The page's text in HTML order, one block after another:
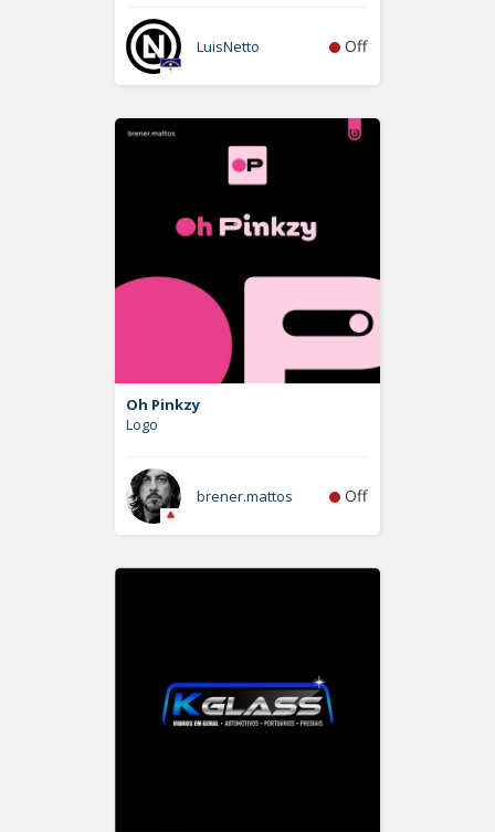
LuisNetto Off
Oh Pinkzy
Logo
brener.mattos Off